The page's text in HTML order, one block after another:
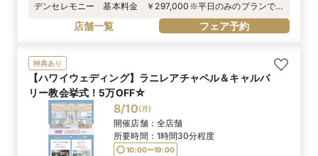
デンセレモニー 基本料金 ￥297,000※平日のみのプランで
店舗一覧 フェア予約
特典あり
【ハワイウェディング】ラニレアチャペル＆キャルバ
リー教会挙式！5万OFF☆
8/10(月)
開催店舗： 全店舗
所要時間： 1時間30分程度
10:00〜19:00